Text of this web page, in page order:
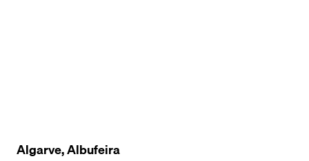
Algarve, Albufeira